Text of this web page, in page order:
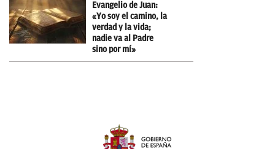
Evangelio de Juan:
«Yo soy el camino, la
verdad y la vida;
nadie va al Padre
sino por mí»